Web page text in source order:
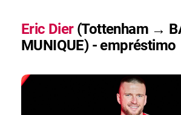
Eric Dier(Tottenham →
MUNIQUE) - empréstimo